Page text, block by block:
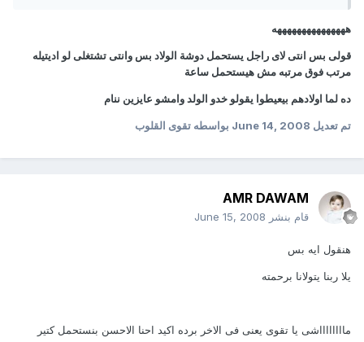
هههههههههههههههه
قولى بس انتى لاى راجل يستحمل دوشة الولاد بس وانتى تشتغلى لو اديتيله
مرتب فوق مرتبه مش هيستحمل ساعة
ده لما اولادهم بيعيطوا يقولو خدو الولد وامشو عايزين ننام
تم تعديلJune 14, 2008بواسطه تقوى القلوب
AMR DAWAM
قام بنشر June 15, 2008
هنقول ايه بس
يلا ربنا يتولانا برحمته
مااااااااشى يا تقوى يعنى فى الاخر برده اكيد احنا الاحسن بنستحمل كتير